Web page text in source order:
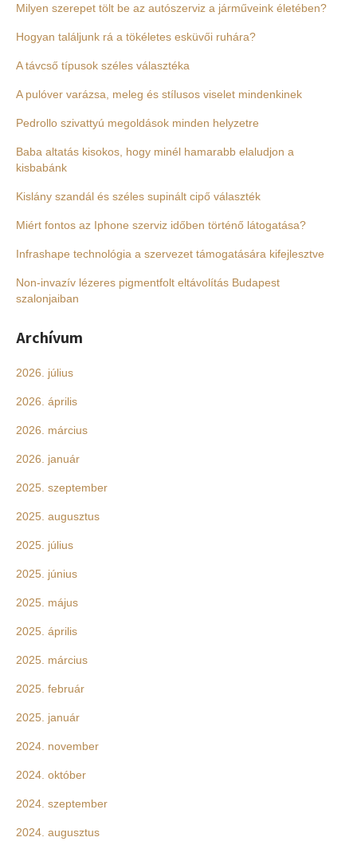
Milyen szerepet tölt be az autószerviz a járműveink életében?
Hogyan találjunk rá a tökéletes esküvői ruhára?
A távcső típusok széles választéka
A pulóver varázsa, meleg és stílusos viselet mindenkinek
Pedrollo szivattyú megoldások minden helyzetre
Baba altatás kisokos, hogy minél hamarabb elaludjon a
kisbabánk
Kislány szandál és széles supinált cipő választék
Miért fontos az Iphone szerviz időben történő látogatása?
Infrashape technológia a szervezet támogatására kifejlesztve
Non-invazív lézeres pigmentfolt eltávolítás Budapest
szalonjaiban
Archívum
2026. július
2026. április
2026. március
2026. január
2025. szeptember
2025. augusztus
2025. július
2025. június
2025. május
2025. április
2025. március
2025. február
2025. január
2024. november
2024. október
2024. szeptember
2024. augusztus